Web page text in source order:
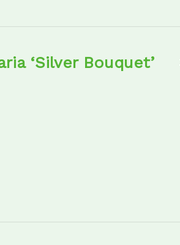
‘Silver Bouquet’